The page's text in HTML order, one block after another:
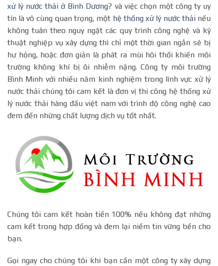
xử lý nước thải ở Bình Dương? và việc chọn một công ty uy
tín là vô cùng quan trọng, một hệ thống xử lý nước thảinếu
không tuân theo nguy ngặt các quy trình công nghệ và kỹ
thuật nghiệp vụ xây dựng thì chỉ một thời gian ngắn sẽ bị
hư hỏng, hoặc đơn giản là phát ra mùi hôi thối khiến môi
trường không khí bị ôi nhiễm nặng. Công ty môi trường
Bình Minh với nhiều năm kinh nghiệm trong lĩnh vực xử lý
nước thải chúng tôi cam kết là đơn vị thi công hệ thống xử
lý nước thải hàng đầu việt nam với trình độ công nghệ cao
đem đến những chất lượng dịch vụ tốt nhất.
Chúng tôi cam kết hoàn tiền 100% nếu không đạt những
cam kết trong hợp đồng và đem lại niềm tin vững bền cho
bạn.
Gọi ngay cho chúng tôi khi bạn cần một công ty xây dựng